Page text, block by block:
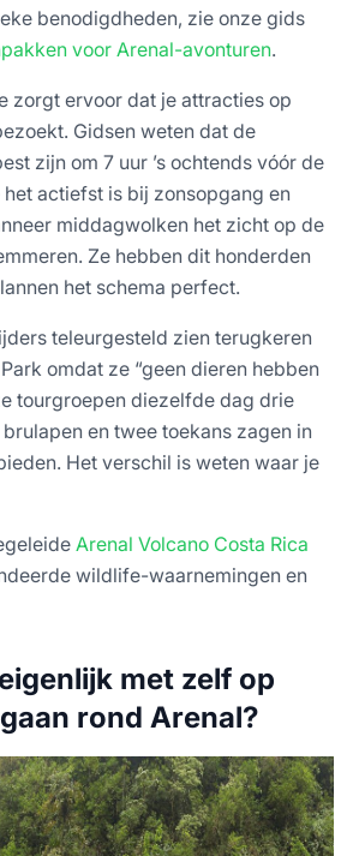
benodigdheden, zie onze gids
voor Arenal-avonturen.
zorgt ervoor dat je attracties op
Gidsen weten dat de
zijn om 7 uur ’s ochtends vóór de
actiefst is bij zonsopgang en
middagwolken het zicht op de
Ze hebben dit honderden
het schema perfect.
teleurgesteld zien terugkeren
omdat ze “geen dieren hebben
tourgroepen diezelfde dag drie
en twee toekans zagen in
Het verschil is weten waar je
Arenal Volcano Costa Rica
wildlife-waarnemingen en
met zelf op
rond Arenal?